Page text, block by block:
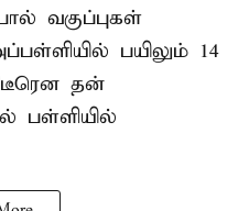
வகுப்புகள்
பயிலும் 14
தன்
பள்ளியில்